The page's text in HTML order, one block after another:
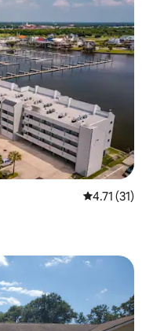
從 31 則評價
4.71 (31)